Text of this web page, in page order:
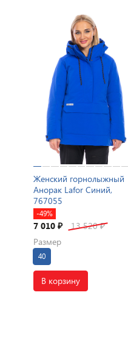
Женский горнолыжный
Анорак Lafor Синий,
767055
-49%
7 010₽ 13 520₽
Размер
40
В корзину